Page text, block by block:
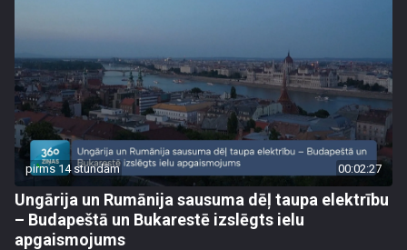
pirms 14 stundām 00:02:27
Ungārija un Rumānija sausuma dēļ taupa elektrību
– Budapeštā un Bukarestē izslēgts ielu
apgaismojums